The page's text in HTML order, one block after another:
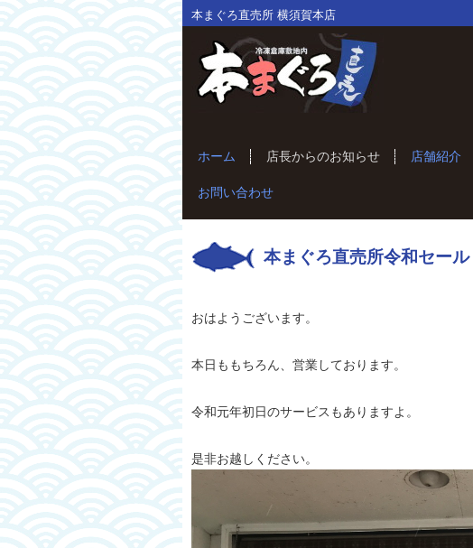
本まぐろ直売所 横須賀本店
ホーム 店長からのお知らせ 店舗紹介
お問い合わせ
本まぐろ直売所令和セール
おはようございます。
本日ももちろん、営業しております。
令和元年初日のサービスもありますよ。
是非お越しください。